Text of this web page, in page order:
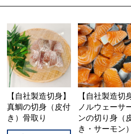
【自社製造切身】
真鯛の切身（皮付
き）骨取り
【自社製造切
ノルウェーサ
ンの切り身（
き・サーモン